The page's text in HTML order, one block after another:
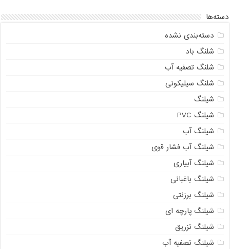
دسته‌ها
دسته‌بندی نشده
شلنگ باد
شلنگ تصفیه آب
شلنگ سیلیکونی
شیلنگ
شیلنگ PVC
شیلنگ آب
شیلنگ آب فشار قوی
شیلنگ آبیاری
شیلنگ باغبانی
شیلنگ برزنتی
شیلنگ پارچه ای
شیلنگ تزریق
شیلنگ تصفیه آب